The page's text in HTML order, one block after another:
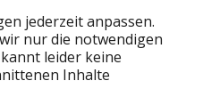
jederzeit anpassen.
nur die notwendigen
leider keine
Inhalte